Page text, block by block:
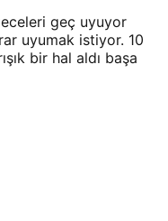
geç uyuyor
uyumak istiyor. 10
bir hal aldı başa